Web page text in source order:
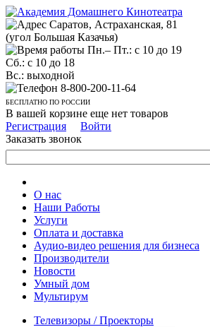
Саратов, Астраханская, 81
(угол Большая Казачья)
Пн.– Пт.: с 10 до 19
Сб.: с 10 до 18
Вс.: выходной
8-800-200-11-64
БЕСПЛАТНО ПО РОССИИ
В вашей корзине еще нет товаров
Регистрация
Войти
Заказать звонок
О нас
Наши Работы
Услуги
Оплата и доставка
Аудио-видео решения для бизнеса
Производители
Новости
Умный дом
Мультирум
Телевизоры / Проекторы